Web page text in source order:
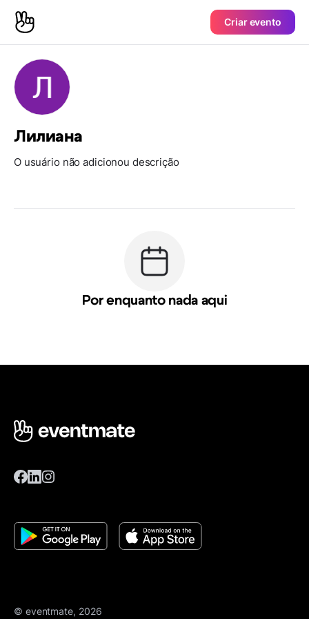
Criar evento
Лилиана
O usuário não adicionou descrição
Por enquanto nada aqui
© eventmate, 2026